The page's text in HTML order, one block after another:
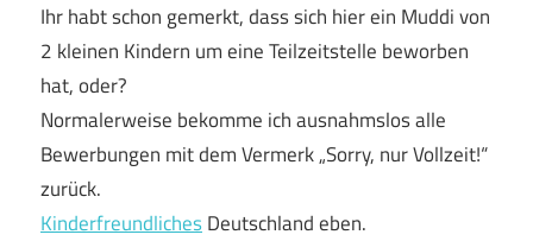
Ihr habt schon gemerkt, dass sich hier ein Muddi von
2 kleinen Kindern um eine Teilzeitstelle beworben
hat, oder?
Normalerweise bekomme ich ausnahmslos alle
Bewerbungen mit dem Vermerk „Sorry, nur Vollzeit!“
zurück.
KinderfreundlichesDeutschland eben.